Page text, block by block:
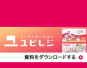
ャイズ
インバウンド
経費
顧客管理
多店舗
利益率